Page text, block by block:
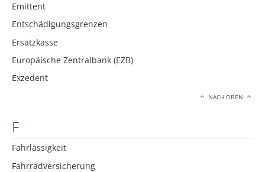
Emittent
Entschädigungsgrenzen
Ersatzkasse
Europäische Zentralbank (EZB)
Exzedent
NACH OBEN
F
Fahrlässigkeit
Fahrradversicherung